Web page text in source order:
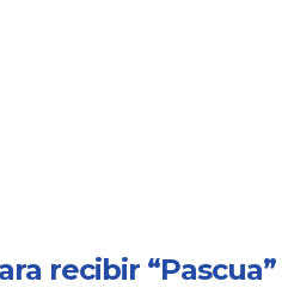
recibir